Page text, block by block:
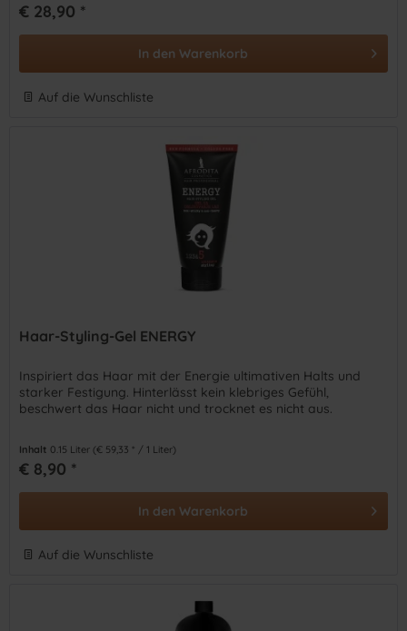
€ 28,90 *
In den Warenkorb
Auf die Wunschliste
Haar-Styling-Gel ENERGY
Inspiriert das Haar mit der Energie ultimativen Halts und
starker Festigung. Hinterlässt kein klebriges Gefühl,
beschwert das Haar nicht und trocknet es nicht aus.
Inhalt 0.15 Liter (€ 59,33 * / 1 Liter)
€ 8,90 *
In den Warenkorb
Auf die Wunschliste